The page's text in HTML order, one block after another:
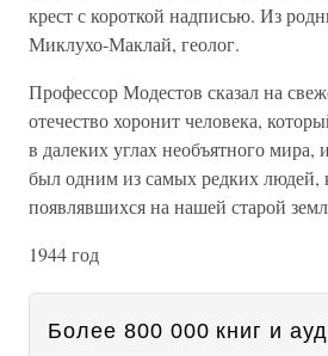
крест с короткой надписью. Из
Миклухо-Маклай, геолог.
Профессор Модестов сказал на
отечество хоронит человека,
в далеких углах необъятного мира,
был одним из самых редких людей,
появлявшихся на нашей старой
1944 год
Более 800 000 книг и